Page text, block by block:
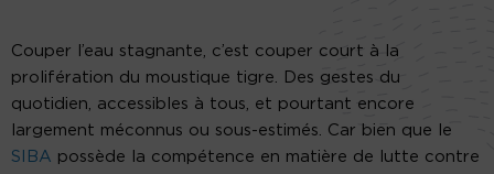
Couper l’eau stagnante, c’est couper court à la
prolifération du moustique tigre. Des gestes du
quotidien, accessibles à tous, et pourtant encore
largement méconnus ou sous-estimés. Car bien que le
SIBA possède la compétence en matière de lutte contre